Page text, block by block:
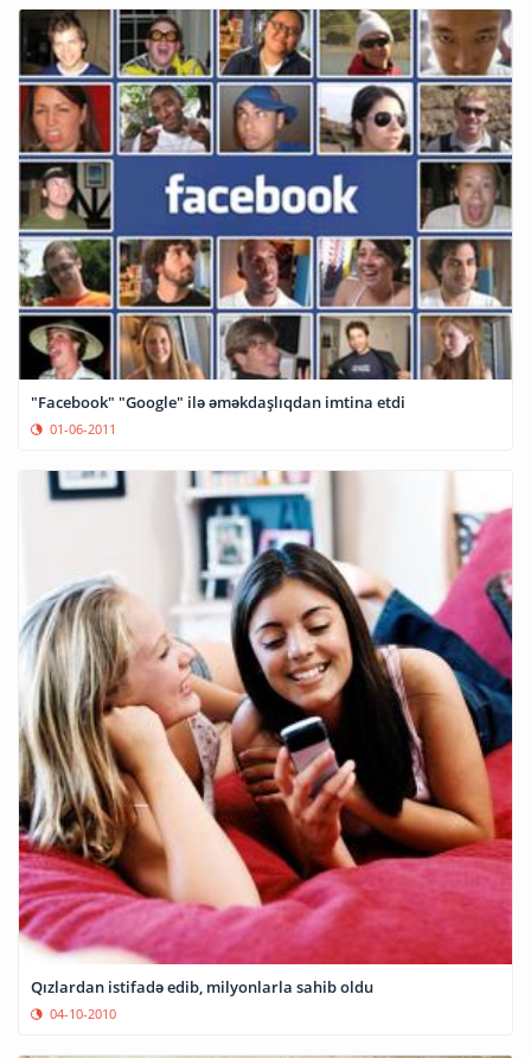
"Facebook" "Google" ilə əməkdaşlıqdan imtina etdi
01-06-2011
Qızlardan istifadə edib, milyonlarla sahib oldu
04-10-2010